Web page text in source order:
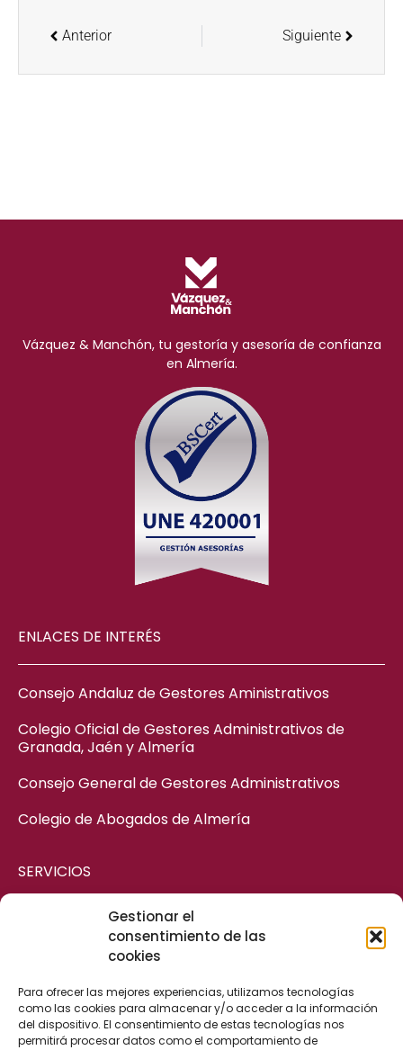
Gestionar el
consentimiento de las
cookies
Para ofrecer las mejores experiencias, utilizamos tecnologías
como las cookies para almacenar y/o acceder a la información
del dispositivo. El consentimiento de estas tecnologías nos
permitirá procesar datos como el comportamiento de
Anterior Siguiente
Vázquez & Manchón, tu gestoría y asesoría de confianza
en Almería.
ENLACES DE INTERÉS
Consejo Andaluz de Gestores Aministrativos
Colegio Oficial de Gestores Administrativos de
Granada, Jaén y Almería
Consejo General de Gestores Administrativos
Colegio de Abogados de Almería
SERVICIOS
ASESORÍA MERCANTIL
ASESORÍA CIVIL
ASESORÍA FISCAL Y CONTABLE
ASESORÍA LABORAL